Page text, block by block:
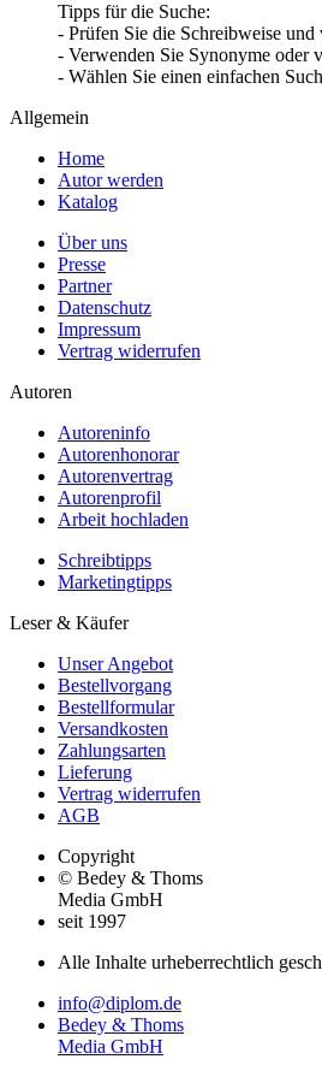
Tipps für die Suche:
- Prüfen Sie die Schreibweise und
- Verwenden Sie Synonyme oder
- Wählen Sie einen einfachen
Allgemein
Home
Autor werden
Katalog
Über uns
Presse
Partner
Datenschutz
Impressum
Vertrag widerrufen
Autoren
Autoreninfo
Autorenhonorar
Autorenvertrag
Autorenprofil
Arbeit hochladen
Schreibtipps
Marketingtipps
Leser & Käufer
Unser Angebot
Bestellvorgang
Bestellformular
Versandkosten
Zahlungsarten
Lieferung
Vertrag widerrufen
AGB
Copyright
© Bedey & Thoms
Media GmbH
seit 1997
Alle Inhalte urheberrechtlich
info@diplom.de
Bedey & Thoms
Media GmbH